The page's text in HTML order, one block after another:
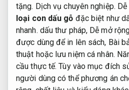
tặng. Dịch vụ chuyên nghiệp.
loại con dấu gỗ đặc biệt như
nhanh. dấu thư pháp, Dễ mở
được dùng để in lên sách, Bài
thuật hoặc lưu niệm cá nhân.
cầu thực tế. Tùy vào mục đích
người dùng có thể phương án